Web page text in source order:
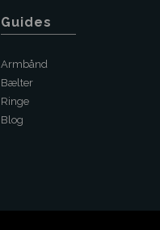
Guides
Armbånd
Bælter
Ringe
Blog